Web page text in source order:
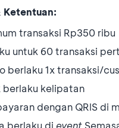
Ketentuan:
transaksi Rp350 ribu
untuk 60 transaksi
berlaku 1x transaksi/
berlaku kelipatan
dengan QRIS di
berlaku di event